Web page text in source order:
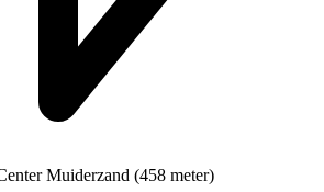
Muiderzand (458 meter)